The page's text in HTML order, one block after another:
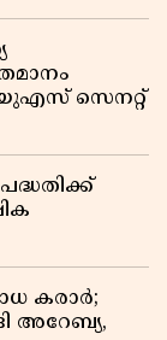
യുഎസ് സെനറ്റ്
കരാർ;
അറേബ്യ,